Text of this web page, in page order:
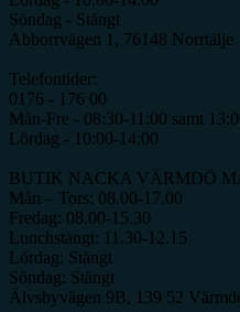
Söndag - Stängt
Abborrvägen 1, 76148 Norrtälje
Telefontider:
0176 - 176 00
Mån-Fre - 08:30-11:00 samt
Lördag - 10:00-14:00
BUTIK NACKA VÄRMDÖ
Mån – Tors: 08.00-17.00
Fredag: 08.00-15.30
Lunchstängt: 11.30-12.15
Lördag: Stängt
Söndag: Stängt
Älvsbyvägen 9B, 139 52